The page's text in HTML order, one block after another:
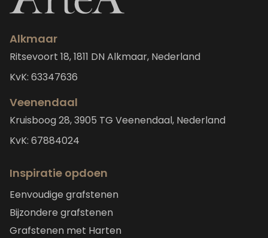
Alkmaar
Ritsevoort 18, 1811 DN Alkmaar, Nederland
KvK: 63347636
Veenendaal
Kruisboog 28, 3905 TG Veenendaal, Nederland
KvK: 67884024
Inspiratie opdoen
Eenvoudige grafstenen
Bijzondere grafstenen
Grafstenen met Harten